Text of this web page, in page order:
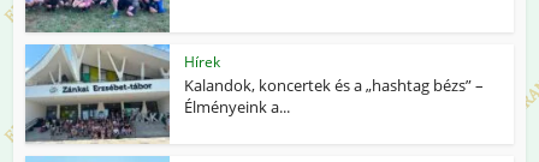
Hírek
Kalandok, koncertek és a „hashtag bézs” –
Élményeink a...